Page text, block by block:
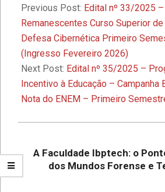
11-
07
Previous Post: Edital nº 33/2025
Remanescentes Curso Superior
Defesa Cibernética Primeiro
(Ingresso Fevereiro 2026)
Next Post: Edital nº 35/2025 –
Incentivo à Educação – Campanha
Nota do ENEM – Primeiro
A Faculdade Ibptech: o
dos Mundos Forense e
1º Seminário de
1º Fórum de
A Faculdade
Encontro dos
Tecnológico
Cibernética para
vestibular, Enem ou
Faculdade